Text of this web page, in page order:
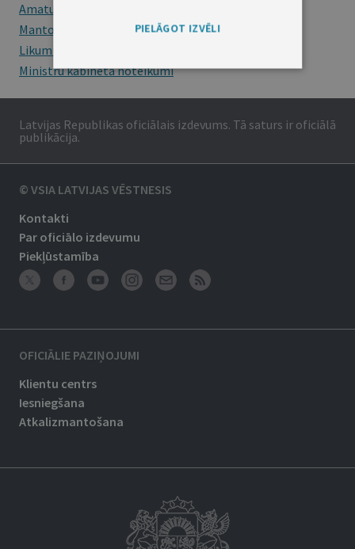
Amatu konkursi
Mantojumu ziņas
Likumi
Ministru kabineta noteikumi
Latvijas Republikas oficiālais izdevums. Tā saturs ir oficiālā
publikācija.
© VSIA LATVIJAS VĒSTNESIS
Kontakti
Par oficiālo izdevumu
Piekļūstamība
OFICIĀLIE PAZIŅOJUMI
Klientu centrs
Iesniegšana
Atkalizmantošana
PIELĀGOT IZVĒLI